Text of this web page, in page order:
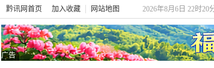
黔讯网首页 加入收藏 网站地图 2026年8月6日 22时20
广告